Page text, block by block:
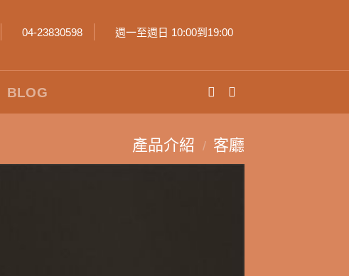
04-23830598 週一至週日 10:00到19:00
BLOG
產品介紹 / 客廳